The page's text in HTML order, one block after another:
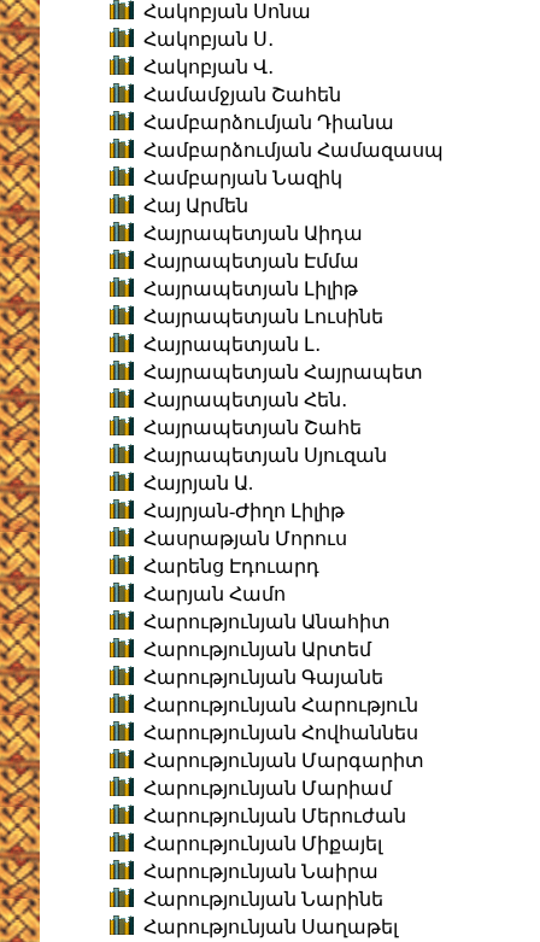
Հակոբյան Սոնա
Հակոբյան Ս․
Հակոբյան Վ․
Համամջյան Շահեն
Համբարձումյան Դիանա
Համբարձումյան Համազասպ
Համբարյան Նազիկ
Հայ Արմեն
Հայրապետյան Աիդա
Հայրապետյան Էմմա
Հայրապետյան Լիլիթ
Հայրապետյան Լուսինե
Հայրապետյան Լ․
Հայրապետյան Հայրապետ
Հայրապետյան Հեն․
Հայրապետյան Շահե
Հայրապետյան Սյուզան
Հայրյան Ա.
Հայրյան-Ժիղո Լիլիթ
Հասրաթյան Մորուս
Հարենց Էդուարդ
Հարյան Համո
Հարությունյան Անահիտ
Հարությունյան Արտեմ
Հարությունյան Գայանե
Հարությունյան Հարություն
Հարությունյան Հովհաննես
Հարությունյան Մարգարիտ
Հարությունյան Մարիամ
Հարությունյան Մերուժան
Հարությունյան Միքայել
Հարությունյան Նաիրա
Հարությունյան Նարինե
Հարությունյան Սաղաթել